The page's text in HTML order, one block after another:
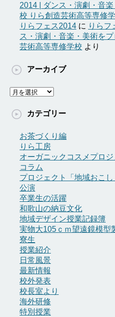
2014 | ダンス・演劇・音
校 りら創造芸術高等専修
りらフェス2014 に りらフ
ス・演劇・音楽・美術を
芸術高等専修学校 より
アーカイブ
ア
カ
カテゴリー
お茶づくり編
りら工房
オーガニックコスメプロジ
コラム
プロジェクト「地域おこ
公演
卒業生の活躍
和歌山の納豆文化
地域デザイン授業記録簿
実物大105ｃｍ望遠鏡模型
寮生
授業紹介
日常風景
最新情報
校外発表
校長室より
海外研修
特別授業